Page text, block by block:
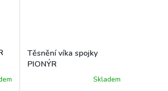
Těsnění víka spojky
PIONÝR
Skladem